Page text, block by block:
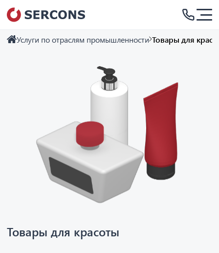
Услуги по отраслям промышленности Товары для
Товары для красоты